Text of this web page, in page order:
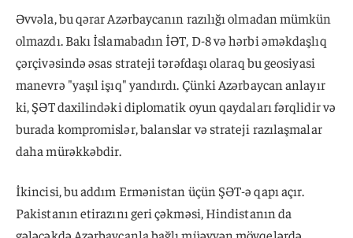
Əvvəla, bu qərar Azərbaycanın razılığı olmadan mümkün
olmazdı. Bakı İslamabadın İƏT, D-8 və hərbi əməkdaşlıq
çərçivəsində əsas strateji tərəfdaşı olaraq bu geosiyasi
manevrə "yaşıl işıq" yandırdı. Çünki Azərbaycan anlayır
ki, ŞƏT daxilindəki diplomatik oyun qaydaları fərqlidir və
burada kompromislər, balanslar və strateji razılaşmalar
daha mürəkkəbdir.
İkincisi, bu addım Ermənistan üçün ŞƏT-ə qapı açır.
Pakistanın etirazını geri çəkməsi, Hindistanın da